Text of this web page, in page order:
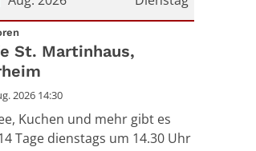
11. August 2026
:
St. Martinhaus,
2026 14:30
Kuchen und mehr gibt es
Tage dienstags um 14.30 Uhr